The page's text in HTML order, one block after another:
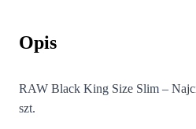
Opis
RAW Black King Size Slim –
szt.